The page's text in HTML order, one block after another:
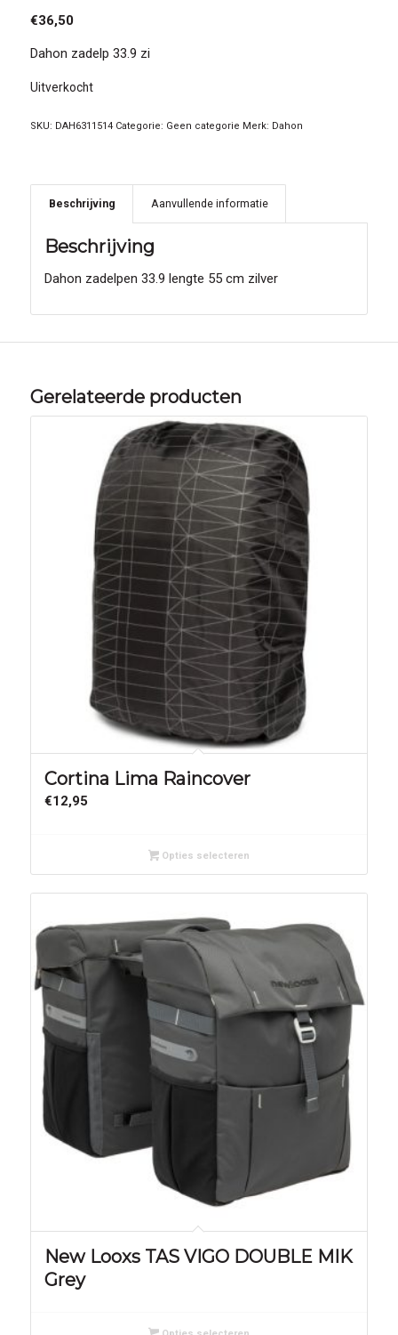
€36,50
Dahon zadelp 33.9 zi
Uitverkocht
SKU: DAH6311514 Categorie: Geen categorie Merk: Dahon
Beschrijving Aanvullende informatie
Beschrijving
Dahon zadelpen 33.9 lengte 55 cm zilver
Gerelateerde producten
Cortina Lima Raincover
€12,95
Opties selecteren
New Looxs TAS VIGO DOUBLE MIK
Grey